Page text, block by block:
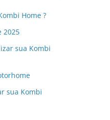
Home ?
2025
sua Kombi
sua Kombi